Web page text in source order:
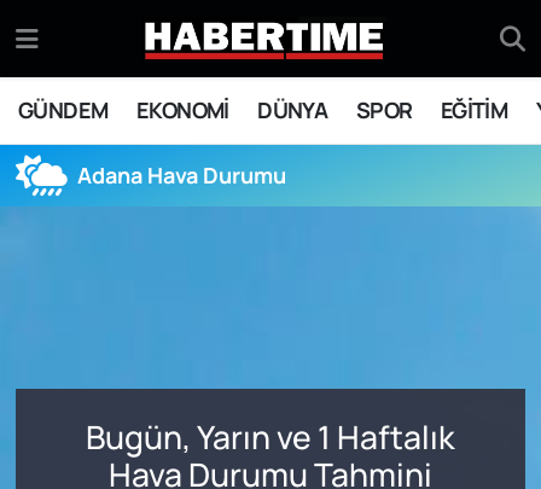
GÜNDEM EKONOMİ DÜNYA SPOR EĞİTİM
Adana Hava Durumu
Bugün, Yarın ve 1 Haftalık
Hava Durumu Tahmini
EKONOMİ
DÜNYA
SİYASET
Eskişehir Nöbetçi Eczaneler
Eskişehir Hava Durumu
Eskişehir Namaz Vakitleri
Son Dakika Haberleri